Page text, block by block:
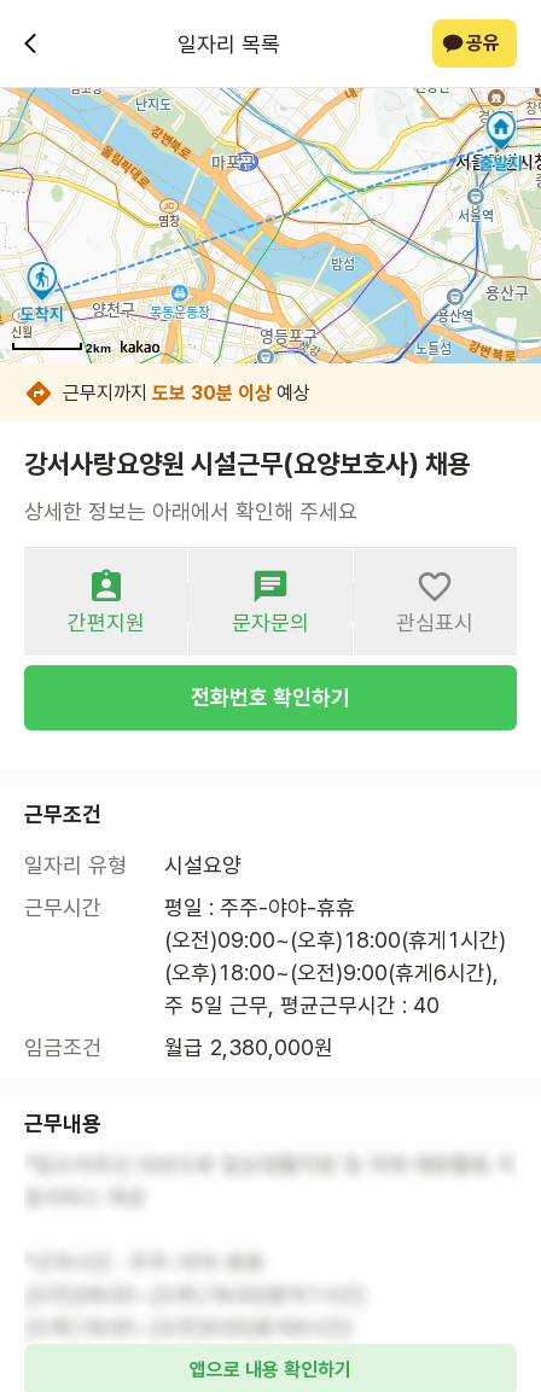
일자리 목록 공유
2km
2km
2km
2km
2km
2km
2km
2km
근무지까지 도보 30분 이상 예상
강서사랑요양원 시설근무(요양보호사) 채용
상세한 정보는 아래에서 확인해 주세요
간편지원 문자문의 관심표시
전화번호 확인하기
근무조건
일자리 유형
시설요양
근무시간
평일 : 주주-야야-휴휴
(오전)09:00~(오후)18:00(휴게1시간)
(오후)18:00~(오전)9:00(휴게6시간),
주 5일 근무, 평균근무시간 : 40
임금조건
월급 2,380,000원
근무내용
앱으로 내용 확인하기